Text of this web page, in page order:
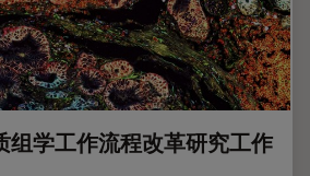
组学工作流程改革研究工作